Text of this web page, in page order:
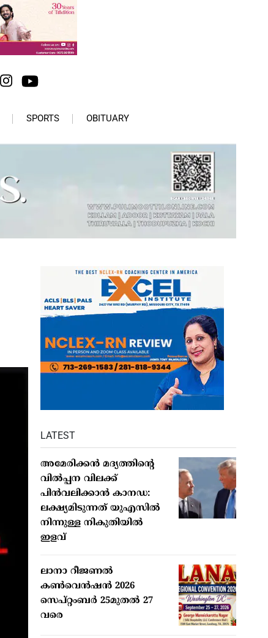
SPORTS OBITUARY
LATEST
അമേരിക്കന്‍ മദ്യത്തിന്റെ
വില്‍പ്പന വിലക്ക്
പിന്‍വലിക്കാന്‍ കാനഡ:
ലക്ഷ്യമിടുന്നത് യുഎസില്‍
നിന്നുള്ള നികുതിയില്‍
ഇളവ്
ലാനാ റീജണല്‍
കണ്‍വെന്‍ഷന്‍ 2026
സെപ്റ്റംബര്‍ 25മുതല്‍ 27
വരെ